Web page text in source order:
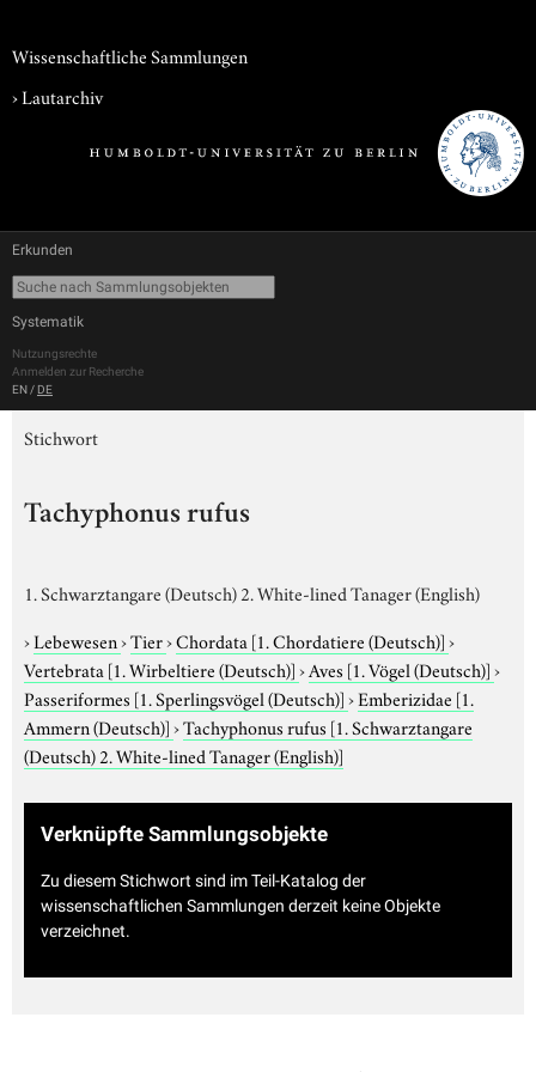
Wissenschaftliche Sammlungen
›Lautarchiv
Erkunden
Systematik
Nutzungsrechte
Anmelden zur Recherche
EN / DE
Stichwort
Tachyphonus rufus
1. Schwarztangare (Deutsch) 2. White-lined Tanager (English)
›Lebewesen›Tier›Chordata [1. Chordatiere (Deutsch)]›
Vertebrata [1. Wirbeltiere (Deutsch)]›Aves [1. Vögel (Deutsch)]›
Passeriformes [1. Sperlingsvögel (Deutsch)]›Emberizidae [1.
Ammern (Deutsch)]›Tachyphonus rufus [1. Schwarztangare
(Deutsch) 2. White-lined Tanager (English)]
Verknüpfte Sammlungsobjekte
Zu diesem Stichwort sind im Teil-Katalog der
wissenschaftlichen Sammlungen derzeit keine Objekte
verzeichnet.